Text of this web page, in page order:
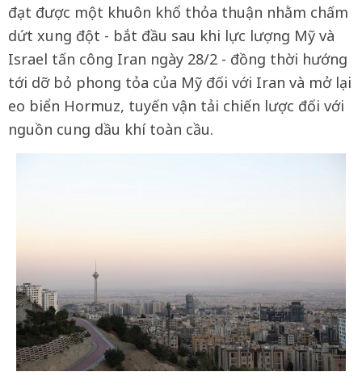
đạt được một khuôn khổ thỏa thuận nhằm chấm
dứt xung đột - bắt đầu sau khi lực lượng Mỹ và
Israel tấn công Iran ngày 28/2 - đồng thời hướng
tới dỡ bỏ phong tỏa của Mỹ đối với Iran và mở lại
eo biển Hormuz, tuyến vận tải chiến lược đối với
nguồn cung dầu khí toàn cầu.